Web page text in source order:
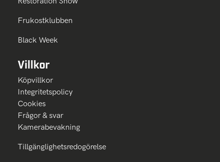
Frukostklubben
Black Week
Villkor
Köpvillkor
Integritetspolicy
Cookies
Frågor & svar
Kamerabevakning
Tillgänglighetsredogörelse